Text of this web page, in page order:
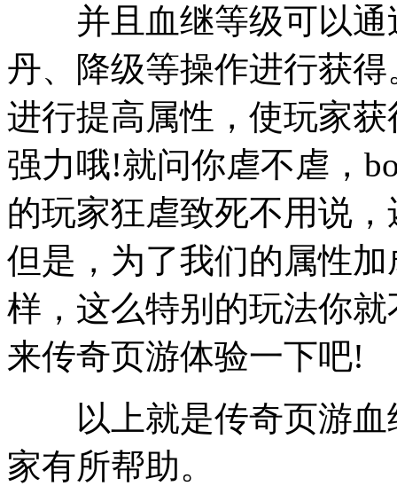
并且血继等级可以通
丹、降级等操作进行获
进行提高属性，使玩家
强力哦!就问你虐不虐，
的玩家狂虐致死不用说
但是，为了我们的属性
样，这么特别的玩法你
来传奇页游体验一下吧!
以上就是传奇页游血
家有所帮助。